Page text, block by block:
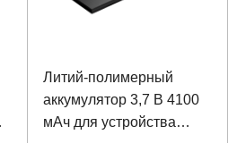
Литий-полимерный
аккумулятор 3,7 В 4100
мАч для устройства